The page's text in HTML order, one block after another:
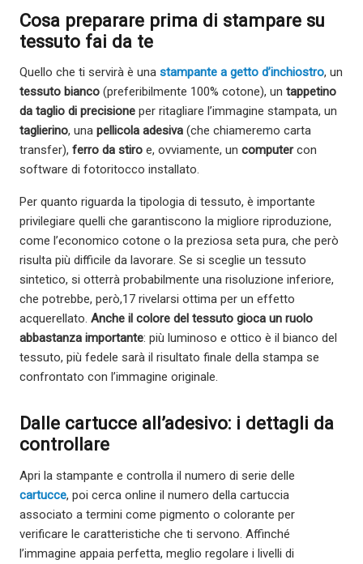
Cosa preparare prima di stampare su
tessuto fai da te
Quello che ti servirà è una stampante a getto d’inchiostro, un
tessuto bianco (preferibilmente 100% cotone), un tappetino
da taglio di precisione per ritagliare l’immagine stampata, un
taglierino, una pellicola adesiva (che chiameremo carta
transfer), ferro da stiro e, ovviamente, un computercon
software di fotoritocco installato.
Per quanto riguarda la tipologia di tessuto, è importante
privilegiare quelli che garantiscono la migliore riproduzione,
come l’economico cotone o la preziosa seta pura, che però
risulta più difficile da lavorare. Se si sceglie un tessuto
sintetico, si otterrà probabilmente una risoluzione inferiore,
che potrebbe, però,17 rivelarsi ottima per un effetto
acquerellato. Anche il colore del tessuto gioca un ruolo
abbastanza importante: più luminoso e ottico è il bianco del
tessuto, più fedele sarà il risultato finale della stampa se
confrontato con l’immagine originale.
Dalle cartucce all’adesivo: i dettagli da
controllare
Apri la stampante e controlla il numero di serie delle
cartucce, poi cerca online il numero della cartuccia
associato a termini come pigmento o colorante per
verificare le caratteristiche che ti servono. Affinché
l’immagine appaia perfetta, meglio regolare i livelli di